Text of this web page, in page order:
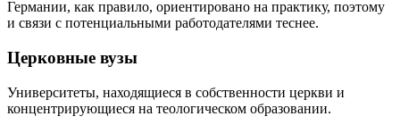
Германии, как правило, ориентировано на практику, поэтому
и связи с потенциальными работодателями теснее.
Церковные вузы
Университеты, находящиеся в собственности церкви и
концентрирующиеся на теологическом образовании.